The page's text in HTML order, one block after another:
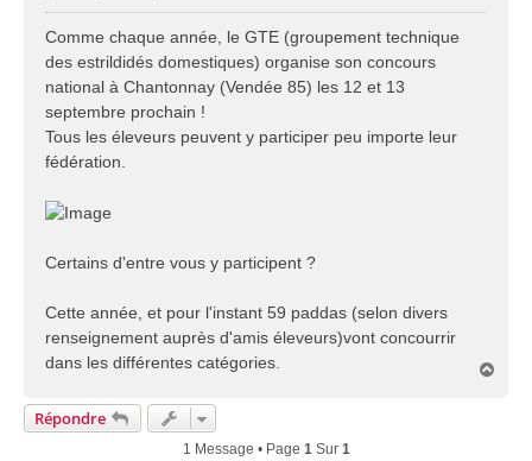
e
s
g
e
Comme chaque année, le GTE (groupement technique
des estrildidés domestiques) organise son concours
national à Chantonnay (Vendée 85) les 12 et 13
septembre prochain !
Tous les éleveurs peuvent y participer peu importe leur
fédération.
Certains d'entre vous y participent ?
Cette année, et pour l'instant 59 paddas (selon divers
renseignement auprès d'amis éleveurs)vont concourrir
dans les différentes catégories.
Répondre
1 Message • Page 1Sur 1